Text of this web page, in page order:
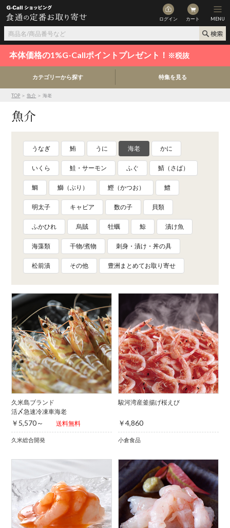
ログイン カート MENU
本体価格の1%G-Callポイントプレゼント！ ※税抜
カテゴリーから探す 特集を見る
TOP ＞魚介 ＞ 海老
魚介
うなぎ 鮪 うに 海老 かに
いくら 鮭・サーモン ふぐ 鯖（さば）
鯛 鰤（ぶり） 鰹（かつお） 鱧
明太子 キャビア 数の子 貝類
ふかひれ 烏賊 牡蠣 鯨 漬け魚
海藻類 干物/煮物 刺身・漬け・丼の具
松前漬 その他 豊洲まとめてお取り寄せ
久米島ブランド
活〆急速冷凍車海老
￥5,570～ 送料無料
久米総合開発
駿河湾産釜揚げ桜えび
￥4,860
小倉食品